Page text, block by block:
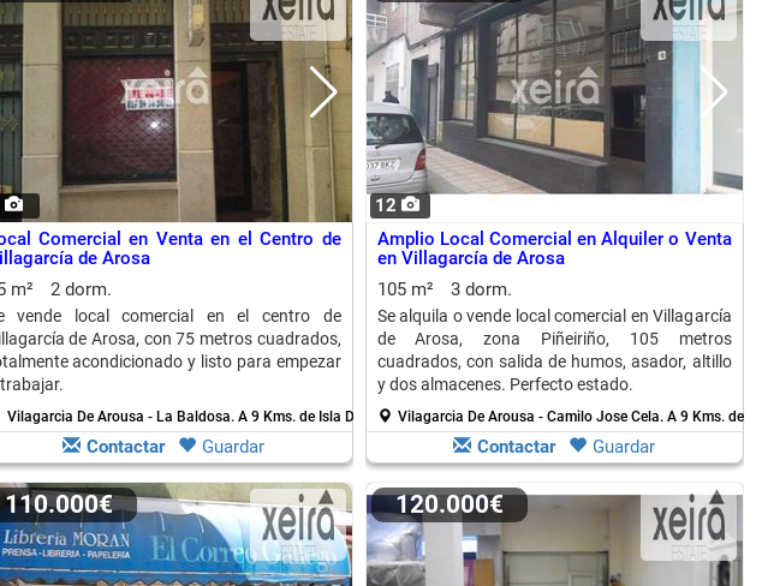
Comercial en Venta en el Centro de
de Arosa
m²
2 dorm.
vende local comercial en el centro de
de Arosa, con 75 metros cuadrados,
acondicionado y listo para empezar
Vilagarcia De Arousa - La Baldosa. A 9 Kms. de Isla De Arosa
Contactar Guardar
12
Amplio Local Comercial en Alquiler o Venta
en Villagarcía de Arosa
105 m²
3 dorm.
Se alquila o vende local comercial en Villagarcía
de Arosa, zona Piñeiriño, 105 metros
cuadrados, con salida de humos, asador, altillo
y dos almacenes. Perfecto estado.
Vilagarcia De Arousa - Camilo Jose Cela. A 9 Kms. de
Contactar Guardar
110.000€ 120.000€